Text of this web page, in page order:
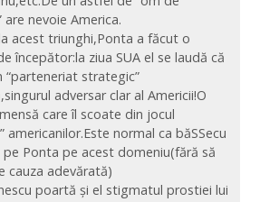
are nevoie America.
acest triunghi,Ponta a făcut o
începător:la ziua SUA el se laudă că
“parteneriat strategic”
adversar clar al Americii!O
care îl scoate din jocul
americanilor.Este normal ca băSSecu
pe Ponta pe acest domeniu(fără să
cauza adevărată)
poartă și el stigmatul prostiei lui